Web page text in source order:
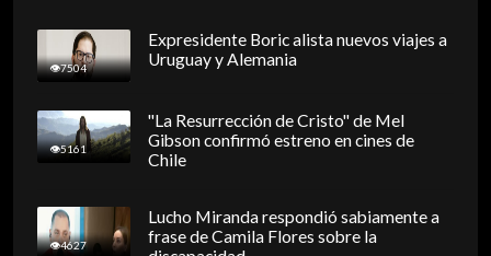
7504
Expresidente Boric alista nuevos viajes a
Uruguay y Alemania
5161
"La Resurrección de Cristo" de Mel
Gibson confirmó estreno en cines de
Chile
4627
Lucho Miranda respondió sabiamente a
frase de Camila Flores sobre la